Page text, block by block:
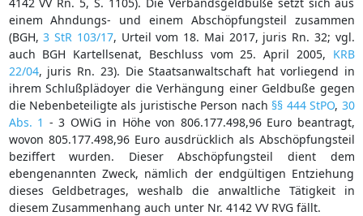
einem Ahndungs- und einem Abschöpfungsteil zusammen
(BGH,3 StR 103/17, Urteil vom 18. Mai 2017, juris Rn. 32; vgl.
auch BGH Kartellsenat, Beschluss vom 25. April 2005, KRB
22/04, juris Rn. 23). Die Staatsanwaltschaft hat vorliegend in
ihrem Schlußplädoyer die Verhängung einer Geldbuße gegen
die Nebenbeteiligte als juristische Person nach §§ 444 StPO, 30
Abs. 1 - 3 OWiG in Höhe von 806.177.498,96 Euro beantragt,
wovon 805.177.498,96 Euro ausdrücklich als Abschöpfungsteil
beziffert wurden. Dieser Abschöpfungsteil dient dem
ebengenannten Zweck, nämlich der endgültigen Entziehung
dieses Geldbetrages, weshalb die anwaltliche Tätigkeit in
diesem Zusammenhang auch unter Nr. 4142 VV RVG fällt.